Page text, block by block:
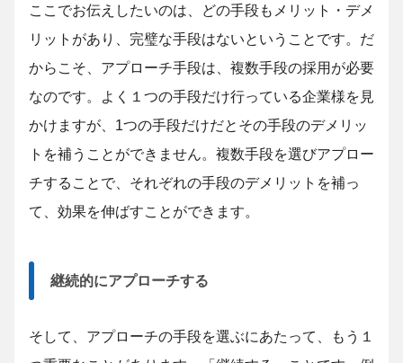
ここでお伝えしたいのは、どの手段もメリット・デメ
リットがあり、完璧な手段はないということです。だ
からこそ、アプローチ手段は、複数手段の採用が必要
なのです。よく１つの手段だけ行っている企業様を見
かけますが、1つの手段だけだとその手段のデメリッ
トを補うことができません。複数手段を選びアプロー
チすることで、それぞれの手段のデメリットを補っ
て、効果を伸ばすことができます。
継続的にアプローチする
そして、アプローチの手段を選ぶにあたって、もう１